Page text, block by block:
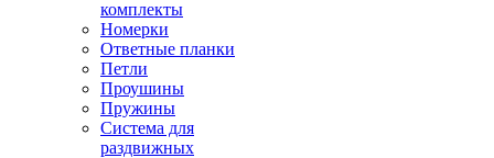
комплекты
Номерки
Ответные планки
Петли
Проушины
Пружины
Система для
раздвижных